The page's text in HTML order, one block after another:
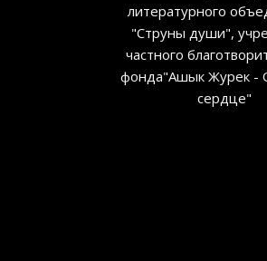
литературного
"Струны души",
частного
фонда"Ашык Журек -
сердце"